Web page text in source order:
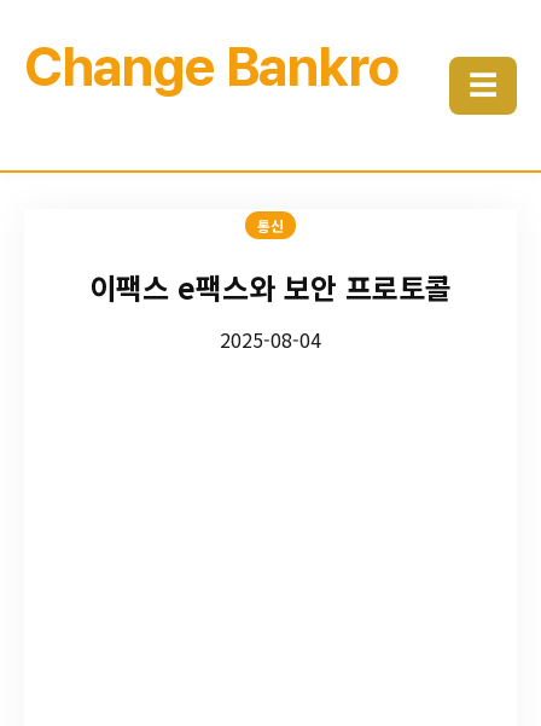
Change Bankro ☰
통신
이팩스 e팩스와 보안 프로토콜
2025-08-04